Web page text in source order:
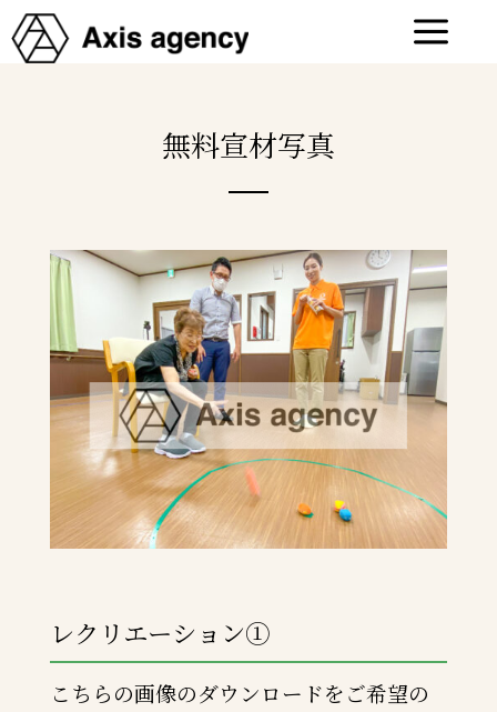
a
無料宣材写真
レクリエーション①
こちらの画像のダウンロードをご希望の